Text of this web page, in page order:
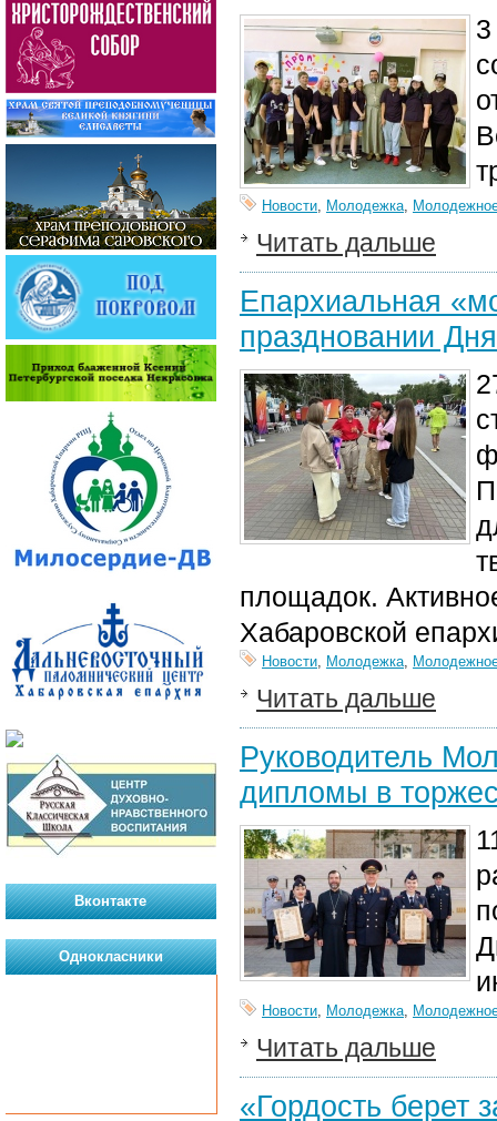
Новости, Молодежка,
Читать дальше
Епархиальная
праздновании
площадок.
Хабаровской
Новости, Молодежка,
Читать дальше
Руководитель
дипломы в
Новости, Молодежка,
Читать дальше
«Гордость берет
Вконтакте
Однокласники